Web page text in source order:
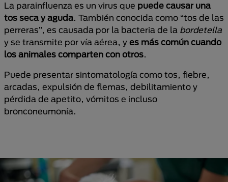
La parainfluenza es un virus que puede causar una
tos seca y aguda. También conocida como “tos de las
perreras”, es causada por la bacteria de la bordetella
y se transmite por vía aérea, y es más común cuando
los animales comparten con otros.
Puede presentar sintomatología como tos, fiebre,
arcadas, expulsión de flemas, debilitamiento y
pérdida de apetito, vómitos e incluso
bronconeumonía.